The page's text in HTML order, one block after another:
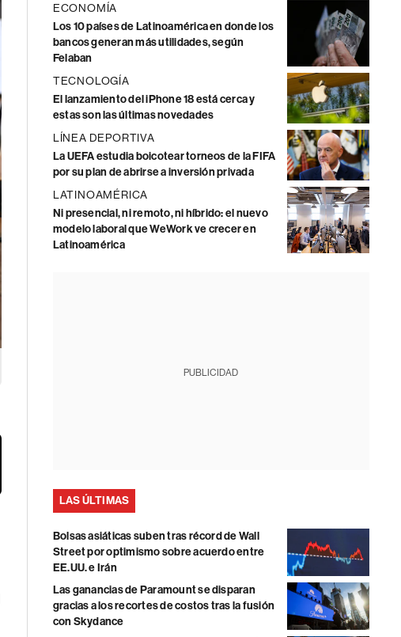
ECONOMÍA
Los 10 países de Latinoamérica en donde los
bancos generan más utilidades, según
Felaban
TECNOLOGÍA
El lanzamiento del iPhone 18 está cerca y
estas son las últimas novedades
LÍNEA DEPORTIVA
La UEFA estudia boicotear torneos de la FIFA
por su plan de abrirse a inversión privada
LATINOAMÉRICA
Ni presencial, ni remoto, ni híbrido: el nuevo
modelo laboral que WeWork ve crecer en
Latinoamérica
PUBLICIDAD
LAS ÚLTIMAS
Bolsas asiáticas suben tras récord de Wall
Street por optimismo sobre acuerdo entre
EE.UU. e Irán
Las ganancias de Paramount se disparan
gracias a los recortes de costos tras la fusión
con Skydance